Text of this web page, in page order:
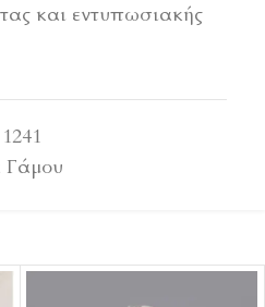
και εντυπωσιακής
1241
Γάμου